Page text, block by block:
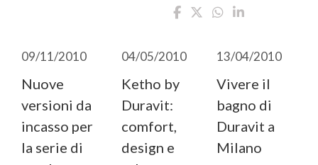
09/11/2010
Nuove
versioni da
incasso per
la serie di
04/05/2010
Ketho by
Duravit:
comfort,
design e
13/04/2010
Vivere il
bagno di
Duravit a
Milano